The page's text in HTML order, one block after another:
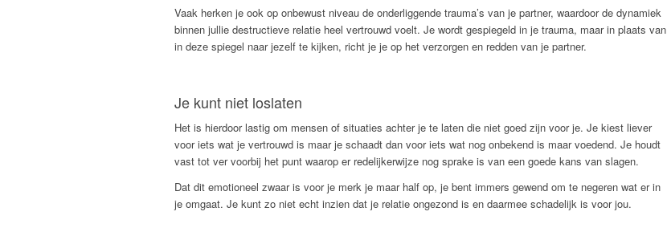
Vaak herken je ook op onbewust niveau de onderliggende trauma’s van je partner, waardoor de dynamiek
binnen jullie destructieve relatie heel vertrouwd voelt. Je wordt gespiegeld in je trauma, maar in plaats van
in deze spiegel naar jezelf te kijken, richt je je op het verzorgen en redden van je partner.
Je kunt niet loslaten
Het is hierdoor lastig om mensen of situaties achter je te laten die niet goed zijn voor je. Je kiest liever
voor iets wat je vertrouwd is maar je schaadt dan voor iets wat nog onbekend is maar voedend. Je houdt
vast tot ver voorbij het punt waarop er redelijkerwijze nog sprake is van een goede kans van slagen.
Dat dit emotioneel zwaar is voor je merk je maar half op, je bent immers gewend om te negeren wat er in
je omgaat. Je kunt zo niet echt inzien dat je relatie ongezond is en daarmee schadelijk is voor jou.